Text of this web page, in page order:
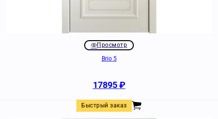
Просмотр
Brio 5
17895₽
Быстрый заказ